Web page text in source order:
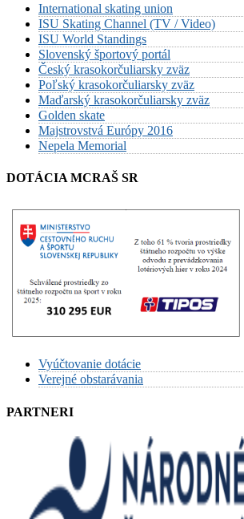
International skating union
ISU Skating Channel (TV / Video)
ISU World Standings
Slovenský športový portál
Český krasokorčuliarsky zväz
Poľský krasokorčuliarsky zväz
Maďarský krasokorčuliarsky zväz
Golden skate
Majstrovstvá Európy 2016
Nepela Memorial
DOTÁCIA MCRAŠ SR
Vyúčtovanie dotácie
Verejné obstarávania
PARTNERI